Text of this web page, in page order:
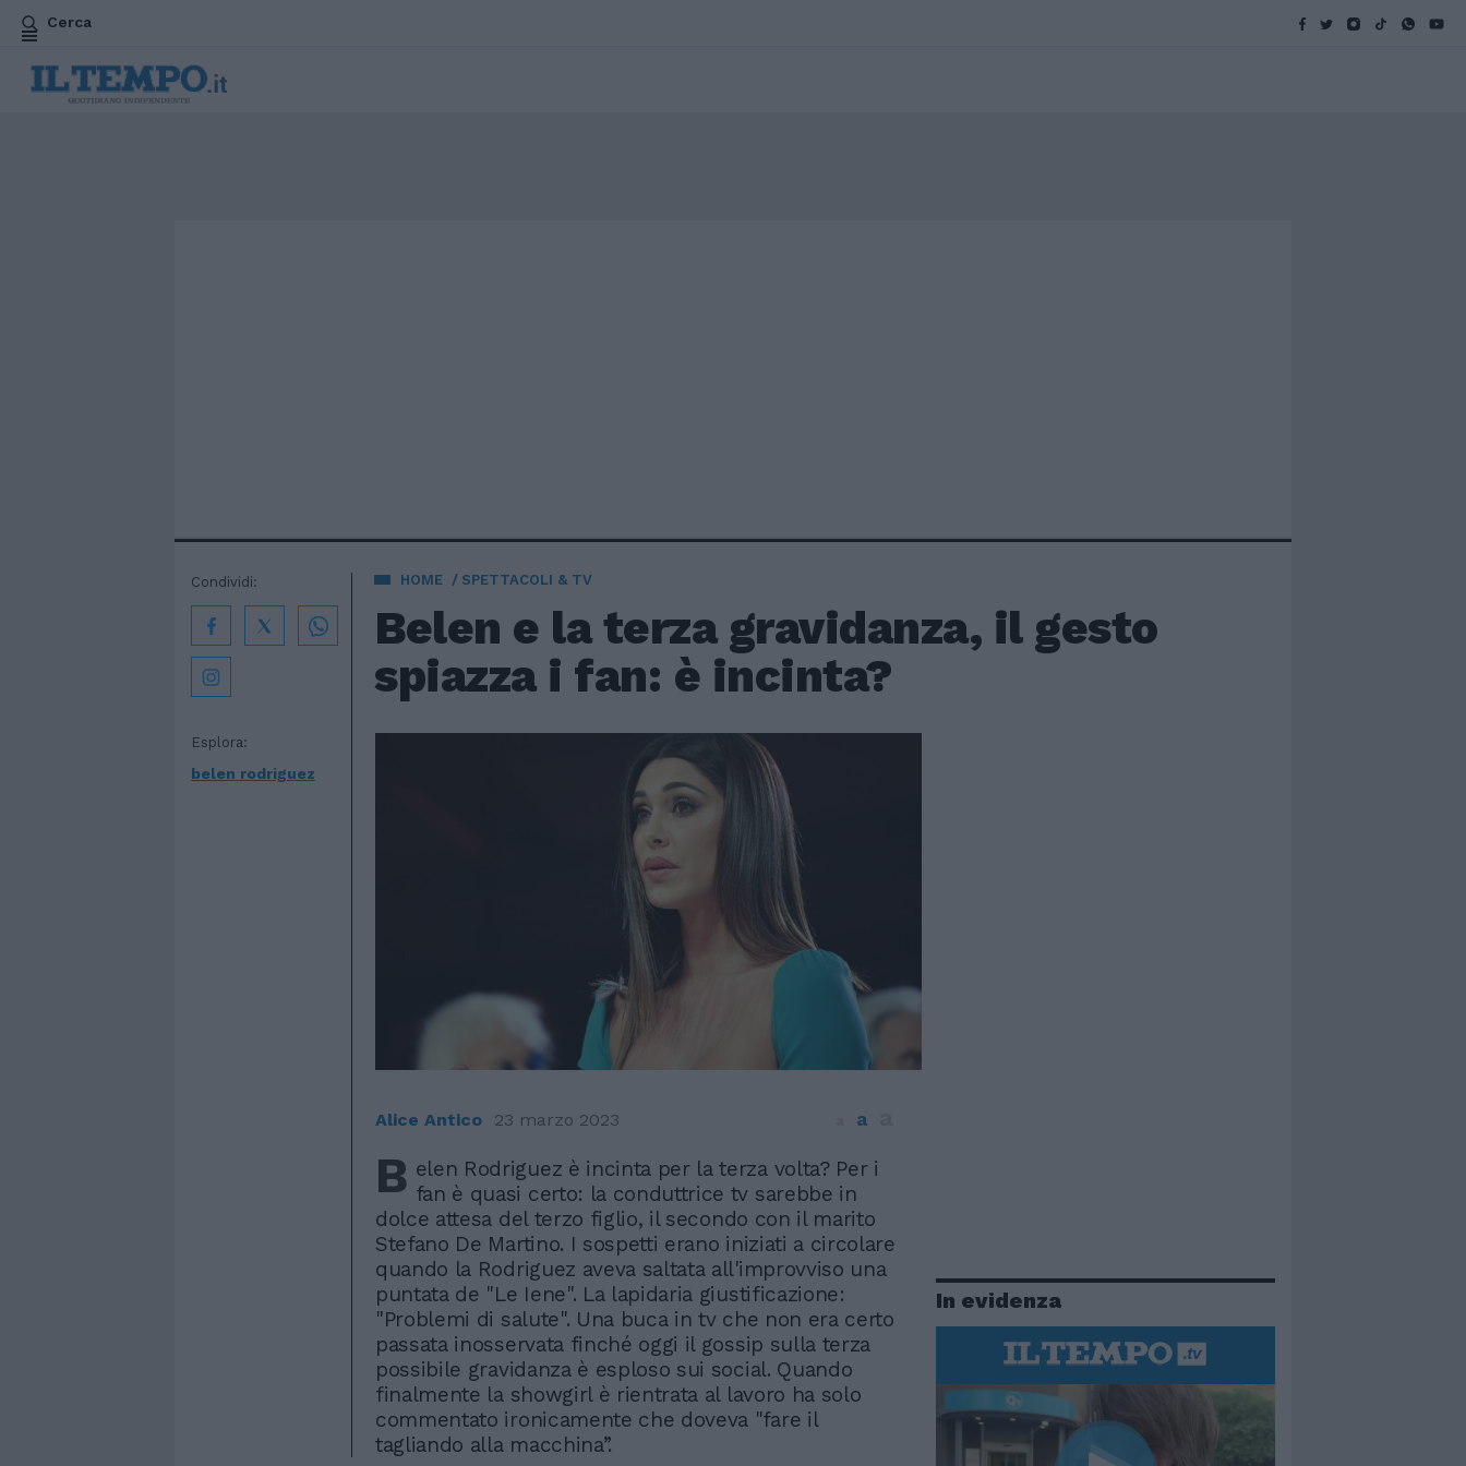
Cerca
HOME SPETTACOLI & TV
Belen e la terza gravidanza, il gesto
spiazza i fan: è incinta?
Esplora:
belen rodriguez
Condividi:
Alice Antico 23 marzo 2023 a
B elen Rodriguez è incinta per la terza volta? Per i
fan è quasi certo: la conduttrice tv sarebbe in
dolce attesa del terzo figlio, il secondo con il marito
Stefano De Martino. I sospetti erano iniziati a circolare
quando la Rodriguez aveva saltata all'improvviso una
puntata de "Le Iene". La lapidaria giustificazione:
"Problemi di salute". Una buca in tv che non era certo
passata inosservata finché oggi il gossip sulla terza
possibile gravidanza è esploso sui social. Quando
finalmente la showgirl è rientrata al lavoro ha solo
commentato ironicamente che doveva "fare il
tagliando alla macchina”.
In evidenza